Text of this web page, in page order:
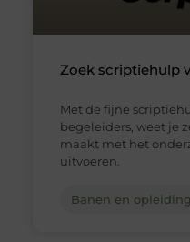
Zoek scriptiehulp
Met de fijne
begeleiders, weet je
maakt met het
uitvoeren.
Banen en